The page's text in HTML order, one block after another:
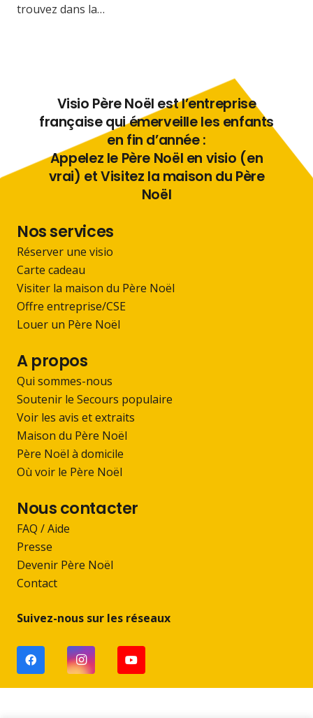
trouvez dans la…
Visio Père Noël est l’entreprise
française qui émerveille les enfants
en fin d’année :
Appelez le Père Noël en visio (en
vrai) et Visitez la maison du Père
Noël
Nos services
Réserver une visio
Carte cadeau
Visiter la maison du Père Noël
Offre entreprise/CSE
Louer un Père Noël
A propos
Qui sommes-nous
Soutenir le Secours populaire
Voir les avis et extraits
Maison du Père Noël
Père Noël à domicile
Où voir le Père Noël
Nous contacter
FAQ / Aide
Presse
Devenir Père Noël
Contact
Suivez-nous sur les réseaux